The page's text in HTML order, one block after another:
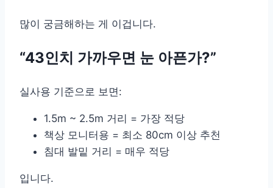
많이 궁금해하는 게 이겁니다.
“43인치 가까우면 눈 아픈가?”
실사용 기준으로 보면:
1.5m ~ 2.5m 거리 = 가장 적당
책상 모니터용 = 최소 80cm 이상 추천
침대 발밑 거리 = 매우 적당
입니다.